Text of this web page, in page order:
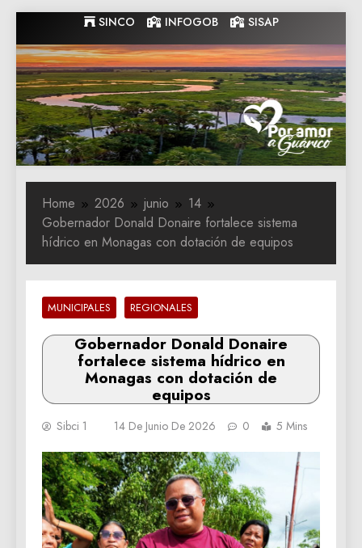
to
content
SINCO INFOGOB SISAP
Gobernacion
de Guarico
Gobernacion de Guarico
Home 2026 junio
14
Gobernador Donald Donaire fortalece sistema
hídrico en Monagas con dotación de equipos
MUNICIPALES REGIONALES
Gobernador Donald Donaire
fortalece sistema hídrico en
Monagas con dotación de
equipos
Sibci 1 14 De Junio De 2026 0 5 Mins